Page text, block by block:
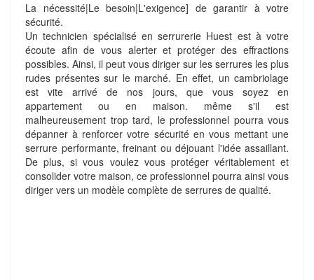
La nécessité|Le besoin|L'exigence] de garantir à votre
sécurité.
Un technicien spécialisé en serrurerie Huest est à votre
écoute afin de vous alerter et protéger des effractions
possibles. Ainsi, il peut vous diriger sur les serrures les plus
rudes présentes sur le marché. En effet, un cambriolage
est vite arrivé de nos jours, que vous soyez en
appartement ou en maison. même s'il est
malheureusement trop tard, le professionnel pourra vous
dépanner à renforcer votre sécurité en vous mettant une
serrure performante, freinant ou déjouant l'idée assaillant.
De plus, si vous voulez vous protéger véritablement et
consolider votre maison, ce professionnel pourra ainsi vous
diriger vers un modèle complète de serrures de qualité.